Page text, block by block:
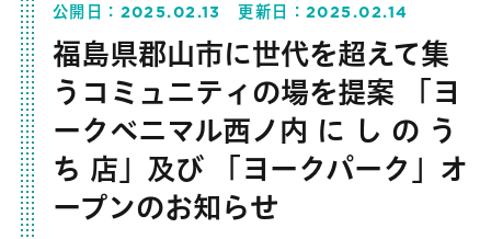
公開日： 2025.02.13 更新日：2025.02.14
福島県郡山市に世代を超えて集
うコミュニティの場を提案 「ヨ
ークベニマル西ノ内 に し の う
ち 店」及び 「ヨークパーク」オ
ープンのお知らせ